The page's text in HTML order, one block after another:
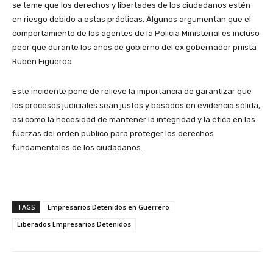
se teme que los derechos y libertades de los ciudadanos estén
en riesgo debido a estas prácticas. Algunos argumentan que el
comportamiento de los agentes de la Policía Ministerial es incluso
peor que durante los años de gobierno del ex gobernador priista
Rubén Figueroa.
Este incidente pone de relieve la importancia de garantizar que
los procesos judiciales sean justos y basados en evidencia sólida,
así como la necesidad de mantener la integridad y la ética en las
fuerzas del orden público para proteger los derechos
fundamentales de los ciudadanos.
TAGS
Empresarios Detenidos en Guerrero
Liberados Empresarios Detenidos